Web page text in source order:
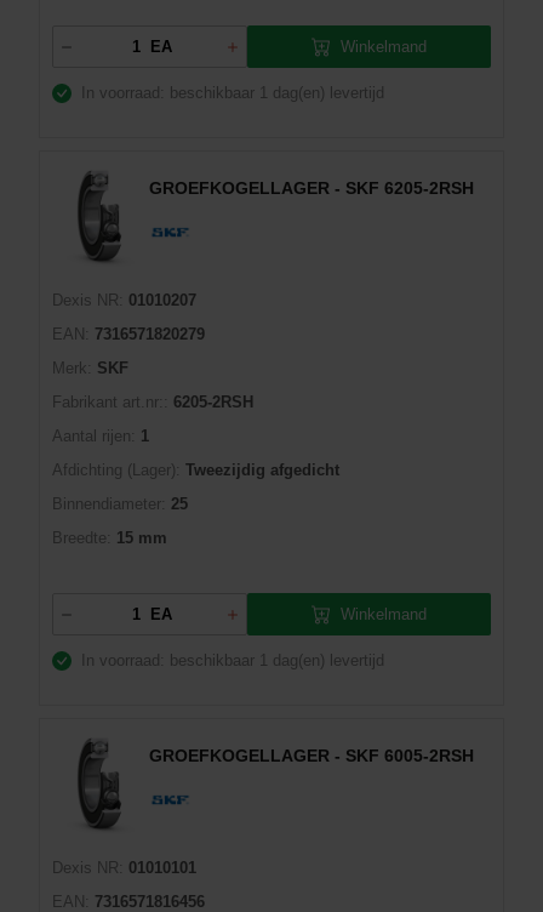
EA Winkelmand
In voorraad: beschikbaar 1 dag(en) levertijd
GROEFKOGELLAGER - SKF 6205-2RSH
Dexis NR:
01010207
EAN:
7316571820279
Merk:
SKF
Fabrikant art.nr::
6205-2RSH
Aantal rijen:
1
Afdichting (Lager): Tweezijdig afgedicht
Binnendiameter: 25
Breedte:
15 mm
EA Winkelmand
In voorraad: beschikbaar 1 dag(en) levertijd
GROEFKOGELLAGER - SKF 6005-2RSH
Dexis NR:
01010101
EAN:
7316571816456